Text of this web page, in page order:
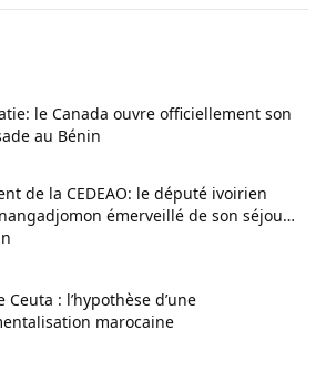
le Canada ouvre officiellement son
au Bénin
de la CEDEAO: le député ivoirien
émerveillé de son séjour
Ceuta : l’hypothèse d’une
marocaine